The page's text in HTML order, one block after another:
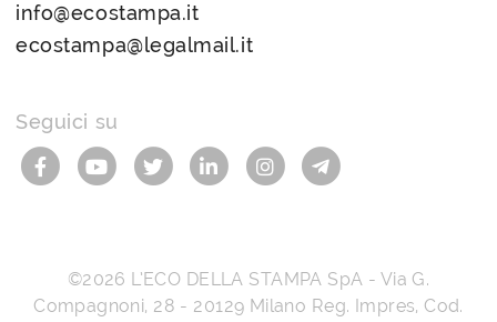
info@ecostampa.it
ecostampa@legalmail.it
Seguici su
©2026 L’ECO DELLA STAMPA SpA - Via G.
Compagnoni, 28 - 20129 Milano Reg. Impres, Cod.